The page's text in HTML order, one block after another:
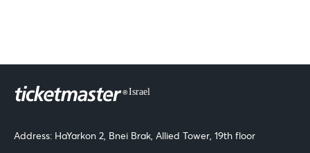
Address: HaYarkon 2, Bnei Brak, Allied Tower, 19th floor